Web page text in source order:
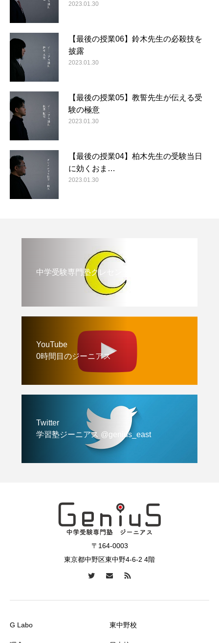
2023.01.30
【最後の授業06】鈴木先生の必殺技を
披露
2023.01.30
【最後の授業05】教誓先生が伝える受
験の極意
2023.01.30
【最後の授業04】柏木先生の受験当日
に効くおま…
2023.01.30
中学受験専門塾クレセント
YouTube
0時間目のジーニアス
Twitter
学習塾ジーニアス @genius_east
〒164-0003
東京都中野区東中野4-6-2 4階
G Labo 東中野校